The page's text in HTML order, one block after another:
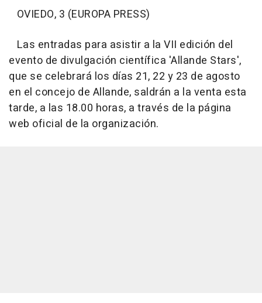
OVIEDO, 3 (EUROPA PRESS)
Las entradas para asistir a la VII edición del
evento de divulgación científica 'Allande Stars',
que se celebrará los días 21, 22 y 23 de agosto
en el concejo de Allande, saldrán a la venta esta
tarde, a las 18.00 horas, a través de la página
web oficial de la organización.